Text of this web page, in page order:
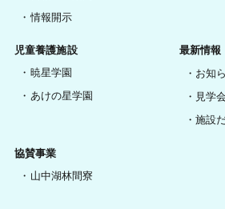
情報開示
児童養護施設
暁星学園
あけの星学園
最新情報
お知
見学会
施設
協賛事業
山中湖林間寮